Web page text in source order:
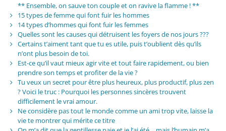
** Ensemble, on sauve ton couple et on ravive la flamme ! **
15 types de femme qui font fuir les hommes
14 types d’hommes qui font fuir les femmes
Quelles sont les causes qui détruisent les foyers de nos jours ???
Certains t’aiment tant que tu es utile, puis t’oublient dès qu’ils
n’ont plus besoin de toi.
Est-ce qu’il vaut mieux agir vite et tout faire rapidement, ou bien
prendre son temps et profiter de la vie ?
Tu veux un secret pour être plus heureux, plus productif, plus zen
? Voici le truc : Pourquoi les personnes sincères trouvent
difficilement le vrai amour.
Ne considère pas tout le monde comme un ami trop vite, laisse la
vie te montrer qui mérite ce titre